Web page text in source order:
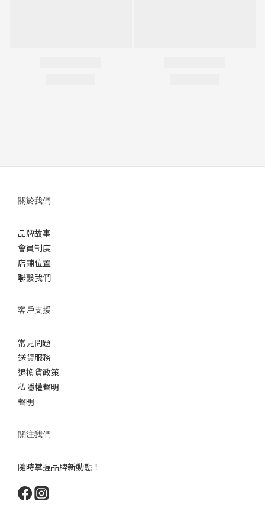
關於我們
品牌故事
會員制度
店鋪位置
聯繫我們
客戶支援
常見問題
送貨服務
退換貨政策
私隱權聲明
聲明
關注我們
隨時掌握品牌新動態！